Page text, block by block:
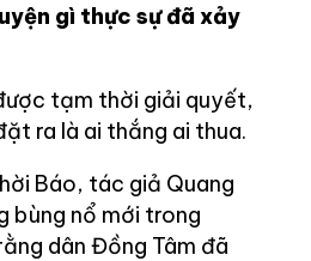
gì thực sự đã xảy
tạm thời giải quyết,
ra là ai thắng ai thua.
Báo, tác giả Quang
bùng nổ mới trong
dân Đồng Tâm đã